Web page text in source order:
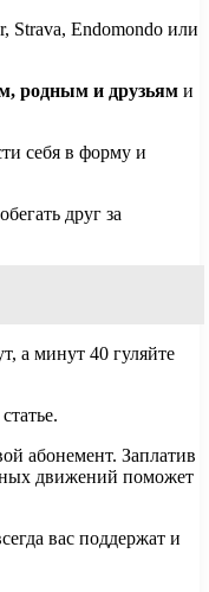
Strava, Endomondo или
родным и друзьям и
себя в форму и
друг за
а минут 40 гуляйте
абонемент. Заплатив
движений поможет
вас поддержат и